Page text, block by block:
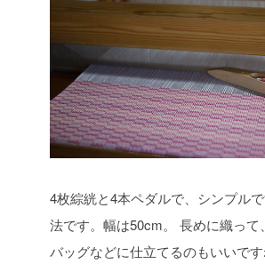
4枚綜絖と4本ペダルで、シンプル
法です。幅は50cm。
長めに織って
バッグなどに仕立てるのもいいです